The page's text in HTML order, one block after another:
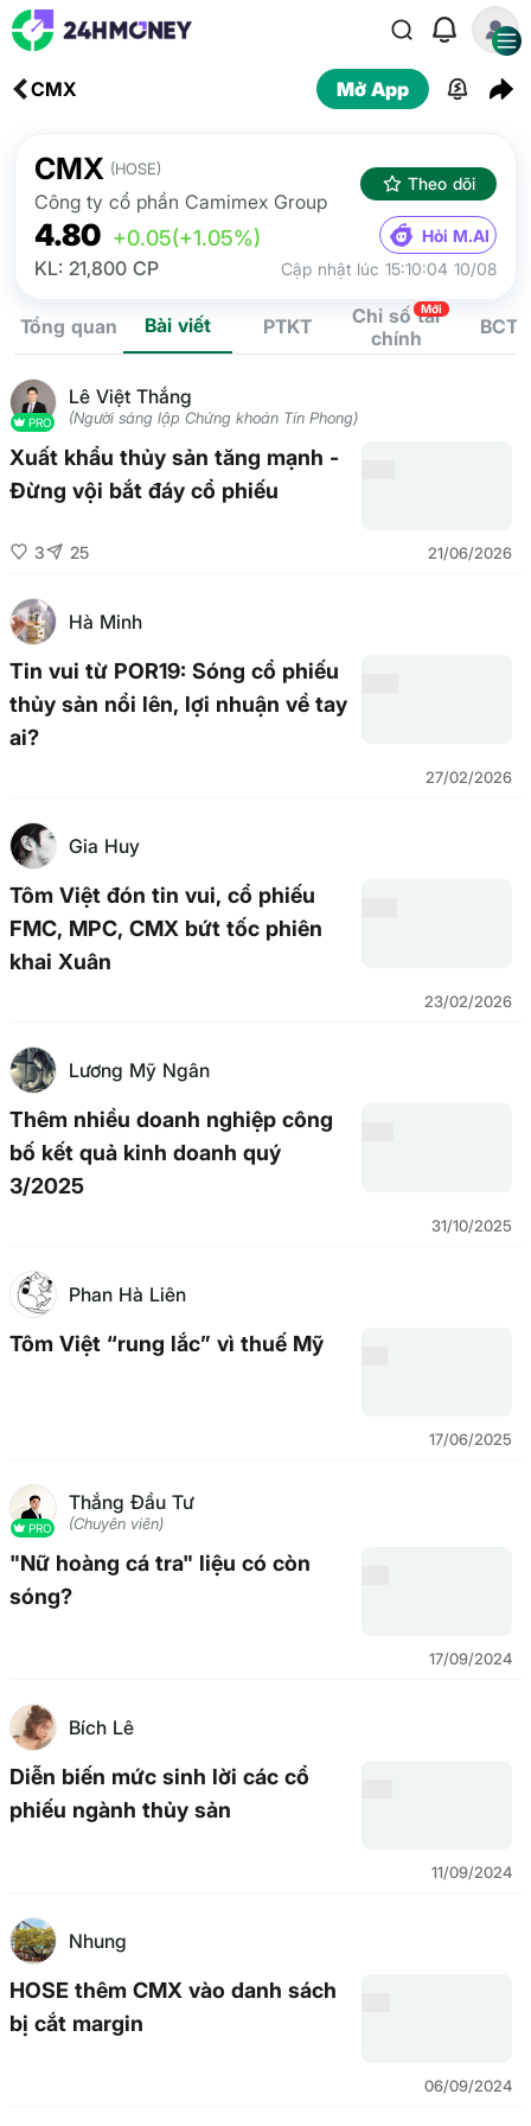
CMX Mở App
CMX (HOSE)
Công ty cổ phần Camimex Group
Theo dõi
4.80 +0.05(+1.05%) Hỏi M.AI
KL: 21,800 CP Cập nhật lúc 15:10:04 10/08
Tổng quan Bài viết PTKT
Chỉ số tài
chính
Mới
BCTC
PRO
Lê Việt Thắng
(Người sáng lập Chứng khoán Tín Phong)
Xuất khẩu thủy sản tăng mạnh -
Đừng vội bắt đáy cổ phiếu
3 25 21/06/2026
Hà Minh
Tin vui từ POR19: Sóng cổ phiếu
thủy sản nổi lên, lợi nhuận về tay
ai?
27/02/2026
Gia Huy
Tôm Việt đón tin vui, cổ phiếu
FMC, MPC, CMX bứt tốc phiên
khai Xuân
23/02/2026
Lương Mỹ Ngân
Thêm nhiều doanh nghiệp công
bố kết quả kinh doanh quý
3/2025
31/10/2025
Phan Hà Liên
Tôm Việt “rung lắc” vì thuế Mỹ
17/06/2025
PRO
Thắng Đầu Tư
(Chuyên viên)
"Nữ hoàng cá tra" liệu có còn
sóng?
17/09/2024
Bích Lê
Diễn biến mức sinh lời các cổ
phiếu ngành thủy sản
11/09/2024
Nhung
HOSE thêm CMX vào danh sách
bị cắt margin
06/09/2024